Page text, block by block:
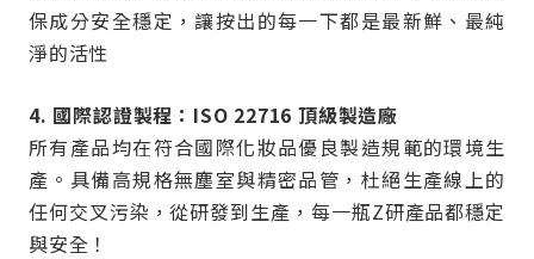
保成分安全穩定，讓按出的每一下都是最新鮮、最純
淨的活性
4. 國際認證製程：ISO 22716 頂級製造廠
所有產品均在符合國際化妝品優良製造規範的環境生
產。具備高規格無塵室與精密品管，杜絕生產線上的
任何交叉污染，從研發到生產，每一瓶Z研產品都穩定
與安全！